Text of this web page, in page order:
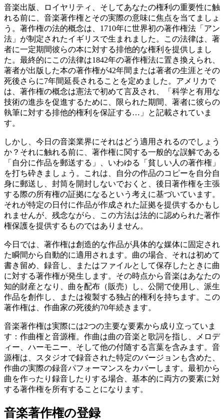
音楽出版、ロイヤリティ、そしてあなたの権利の重要性に触
れる前に、音楽著作権とその実際の意味に焦点を当てましょ
う。著作権の法的概念は、1710年に世界初の著作権法「アン
法」が制定されたイギリスで生まれました。この法律は、著
者に一定期間彼らの本に対する排他的な権利を提供しまし
た。最終的にこの法律は1842年の著作権法に置き換えられ、
著者が出版した本の著作権が42年間または著者の生涯とその
死後さらに7年間延長されることを定めました。アメリカで
は、著作権の概念は憲法で初めて言及され、「科学と有用な
技術の進歩を促進するために、限られた期間、著者に彼らの
執筆に対する排他的権利を保証する…」と記載されていま
す。
しかし、今日の音楽業界にそれはどう適用されるのでしょう
か？それに触れる前に、著作権に関する一般的な誤解である
「自分に作品を郵送する」、いわゆる「貧しい人の著作権」
を打ち砕きましょう。これは、自分の作品のコピーを自分自
身に郵送し、封筒を開封しないでおくと、後日著作権を主張
する際の所有権の証拠になるという考えに基づいています。
それが特定の日付に作品が作成された証拠を提供するかもし
れませんが、残念ながら、この方法は法的に認められた著作
権保護を提供するものではありません。
今日では、著作権は創造的な作品が具体的な媒体に固定され
た瞬間から自動的に適用されます。曲の場合、それは初めて
書き留め、録音し、またはファイルとして保存したときに曲
に対する著作権が発生します。その時点から音楽はあなたの
知的財産となり、曲を配布（販売）し、公開で使用し、派生
作品を創作し、または複製する独占的権利を持ちます。この
著作権は、作曲家の死後約70年続きます。
音楽著作権は実際には2つの主要な要素から成り立っていま
す：作曲権と音源権。作曲は曲の音楽と歌詞を指し、メロデ
ィー、ハーモニー、そして他の付随する言葉を含みます。音
源権は、スタジオで録音された特定のバージョンも含めた、
作曲の実際の録音パフォーマンスをカバーします。最初から
曲を作ったり録音したりする場合、基本的に両方の要素に対
する著作権を所有することになります。
音楽著作権の登録